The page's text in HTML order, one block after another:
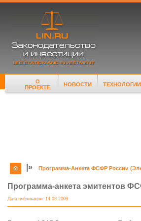
О
ПРОЕКТЕ
НОВОСТИ ТЕХНОЛОГИИ
|» Программа-Анкета ФСФР России
Программа-анкета эмитентов
Дата публикации: 14.08.2009